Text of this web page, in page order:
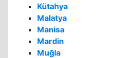
Kütahya
Malatya
Manisa
Mardin
Muğla